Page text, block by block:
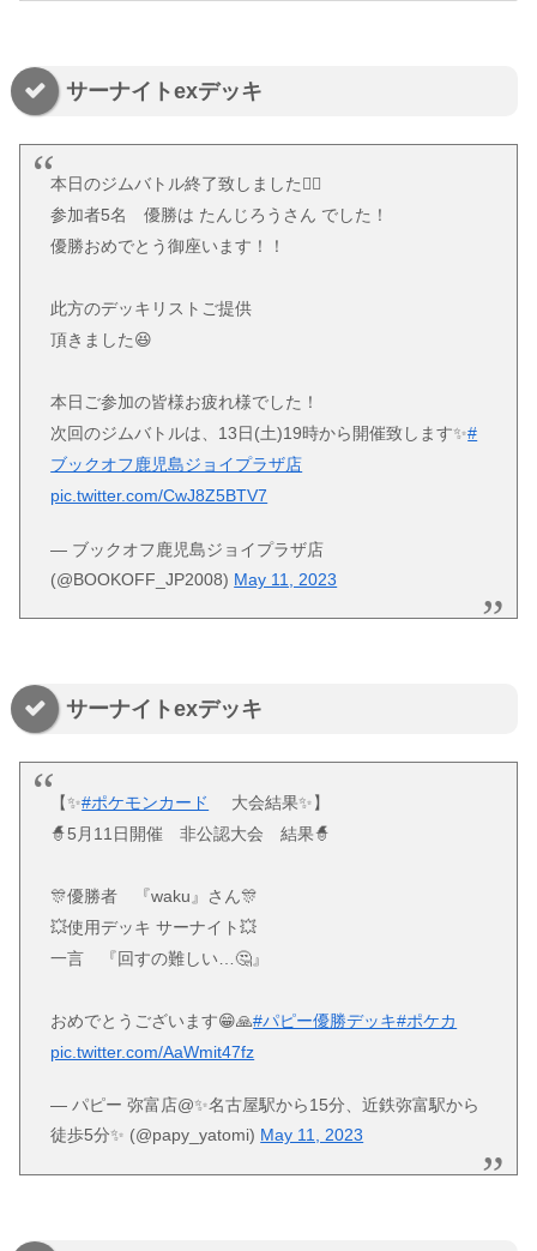
サーナイトexデッキ
本日のジムバトル終了致しました🙇‍♂️
参加者5名 優勝は たんじろうさん でした！
優勝おめでとう御座います！！
此方のデッキリストご提供
頂きました😆
本日ご参加の皆様お疲れ様でした！
次回のジムバトルは、13日(土)19時から開催致します✨#
ブックオフ鹿児島ジョイプラザ店
pic.twitter.com/CwJ8Z5BTV7
— ブックオフ鹿児島ジョイプラザ店
(@BOOKOFF_JP2008) May 11, 2023
サーナイトexデッキ
【✨#ポケモンカード
大会結果✨】
🧙5月11日開催 非公認大会 結果🧙
🎊優勝者 『waku』さん🎊
💥使用デッキ サーナイト💥
一言 『回すの難しい…🤔』
おめでとうございます😁🙏#パピー優勝デッキ#ポケカ
pic.twitter.com/AaWmit47fz
— パピー 弥富店@✨名古屋駅から15分、近鉄弥富駅から
徒歩5分✨ (@papy_yatomi) May 11, 2023